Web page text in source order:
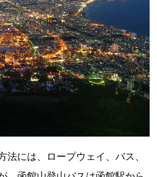
には、ロープウェイ、バス、